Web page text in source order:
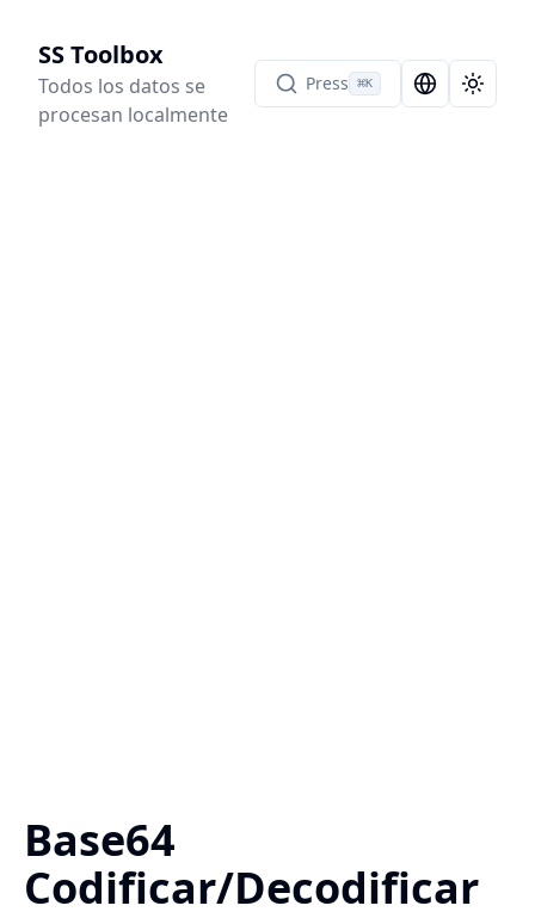
SS Toolbox
Todos los datos se
procesan localmente
Press ⌘K Language
Toggle
Base64
Codificar/Decodificar